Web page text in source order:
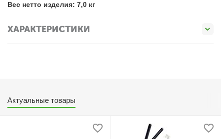
Вес нетто изделия: 7,0 кг
ХАРАКТЕРИСТИКИ
Актуальные товары